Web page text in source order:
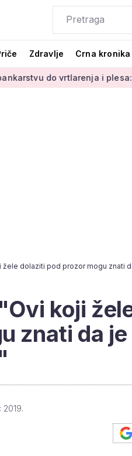
Zdravlje Crna kronika
i plesa: 'Da starije
koji
znati da
2019.